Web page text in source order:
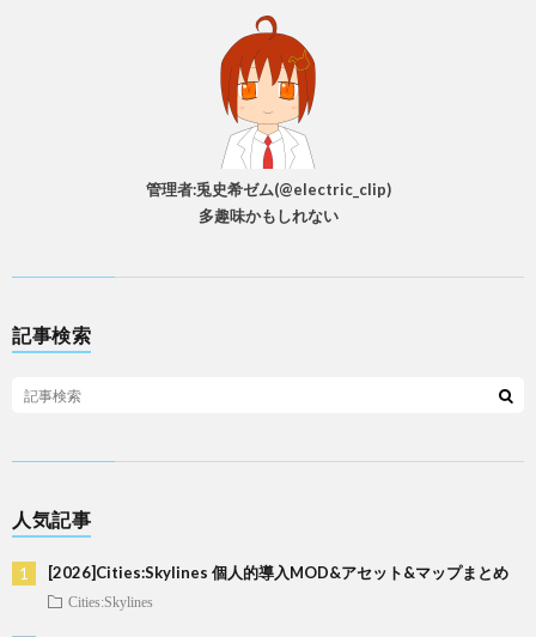
管理者:兎史希ゼム(@electric_clip)
多趣味かもしれない
記事検索
人気記事
[2026]Cities:Skylines 個人的導入MOD&アセット&マップまとめ
Cities:Skylines